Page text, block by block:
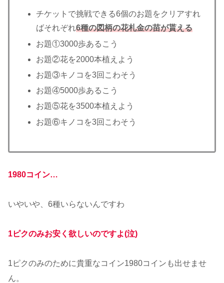
チケットで挑戦できる6個のお題をクリアすれ
ばそれぞれ6種の図柄の花札金の苗が貰える
お題①3000歩あるこう
お題②花を2000本植えよう
お題③キノコを3回こわそう
お題④5000歩あるこう
お題⑤花を3500本植えよう
お題⑥キノコを3回こわそう
1980コイン…
いやいや、6種いらないんですわ
1ピクのみお安く欲しいのですよ(泣)
1ピクのみのために貴重なコイン1980コインも出せませ
ん。